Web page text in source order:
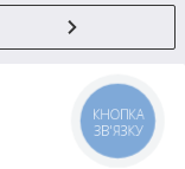
КНОПКА
ЗВ'ЯЗКУ